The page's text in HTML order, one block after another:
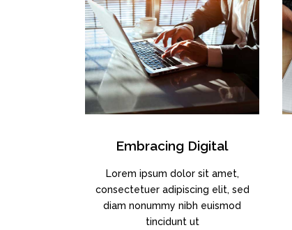
Embracing Digital
Lorem ipsum dolor sit amet,
consectetuer adipiscing elit, sed
diam nonummy nibh euismod
tincidunt ut